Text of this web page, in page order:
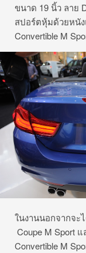
ขนาด 19 นิ้ว ลาย
สปอร์ตหุ้มด้วยหนัง
Convertible M
ในงานนอกจากจะ
Coupe M Sport
Convertible M